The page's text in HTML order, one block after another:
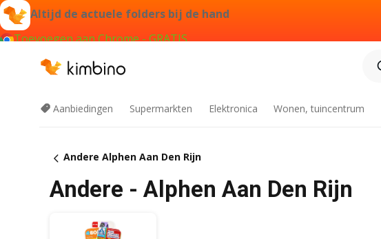
Altijd de actuele folders bij de hand
Toevoegen aan Chrome - GRATIS
Aanbiedingen Supermarkten Elektronica Wonen, tuincentrum
Andere Alphen Aan Den Rijn
Andere - Alphen Aan Den Rijn